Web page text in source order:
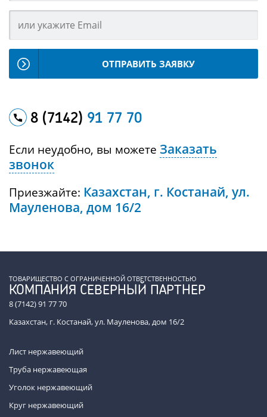
ОТПРАВИТЬ ЗАЯВКУ
8 (7142) 91 77 70
Если неудобно, вы можете Заказать
звонок
Приезжайте: Казахстан, г. Костанай, ул.
Мауленова, дом 16/2
ТОВАРИЩЕСТВО С ОГРАНИЧЕННОЙ ОТВЕТСТВЕННОСТЬЮ
КОМПАНИЯ СЕВЕРНЫЙ ПАРТНЕР
8 (7142) 91 77 70
Казахстан, г. Костанай, ул. Мауленова, дом 16/2
Лист нержавеющий
Труба нержавеющая
Уголок нержавеющий
Круг нержавеющий